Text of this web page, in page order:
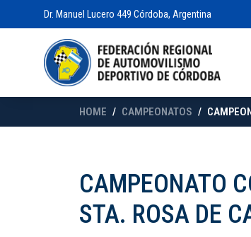
Dr. Manuel Lucero 449 Córdoba, Argentina
HOME CAMPEONATOS
CAMPEONATO
STA. ROSA DE